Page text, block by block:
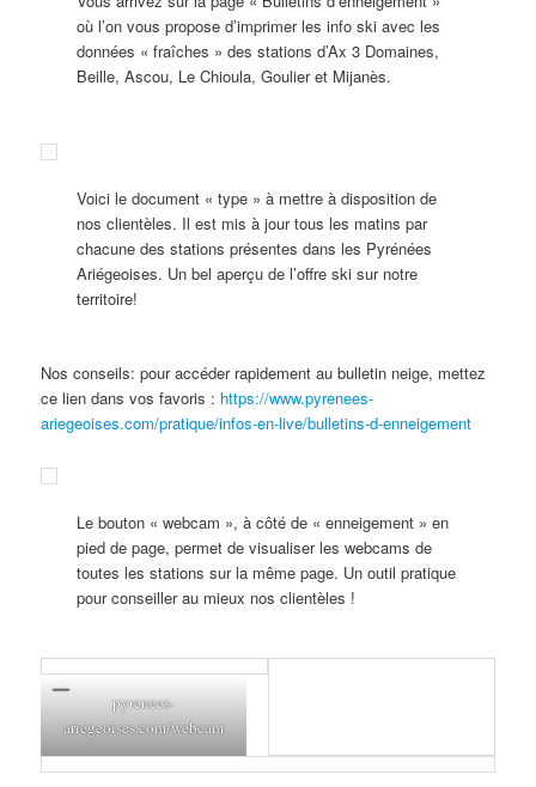
où l’on vous propose d’imprimer les info ski avec les
données « fraîches » des stations d’Ax 3 Domaines,
Beille, Ascou, Le Chioula, Goulier et Mijanès.
Voici le document « type » à mettre à disposition de
nos clientèles. Il est mis à jour tous les matins par
chacune des stations présentes dans les Pyrénées
Ariégeoises. Un bel aperçu de l’offre ski sur notre
territoire!
Nos conseils: pour accéder rapidement au bulletin neige, mettez
ce lien dans vos favoris : https://www.pyrenees-
ariegeoises.com/pratique/infos-en-live/bulletins-d-enneigement
Le bouton « webcam », à côté de « enneigement » en
pied de page, permet de visualiser les webcams de
toutes les stations sur la même page. Un outil pratique
pour conseiller au mieux nos clientèles !
pyrenees-
ariegeoises.com/webcam